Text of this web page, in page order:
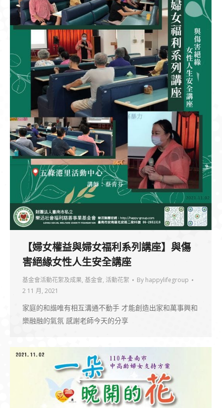
【婦女權益與婦女福利系列講座】與傷
害絕緣女性人生安全講座
基金會活動花絮及成果, 基金會, 活動花絮 By happylifegroup
2 11 月, 2021
家庭的和諧唯有相互溝通不動手 才能創造出家和萬事興和
樂融融的氣氛 感謝老師今天的分享